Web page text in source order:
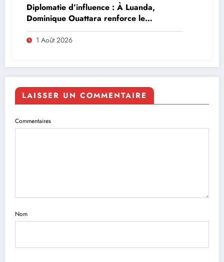
Diplomatie d’influence : À Luanda,
Dominique Ouattara renforce le
leadership solidaire de la Côte d’Ivoire en
Afrique
1 Août 2026
LAISSER UN COMMENTAIRE
Commentaires
Nom